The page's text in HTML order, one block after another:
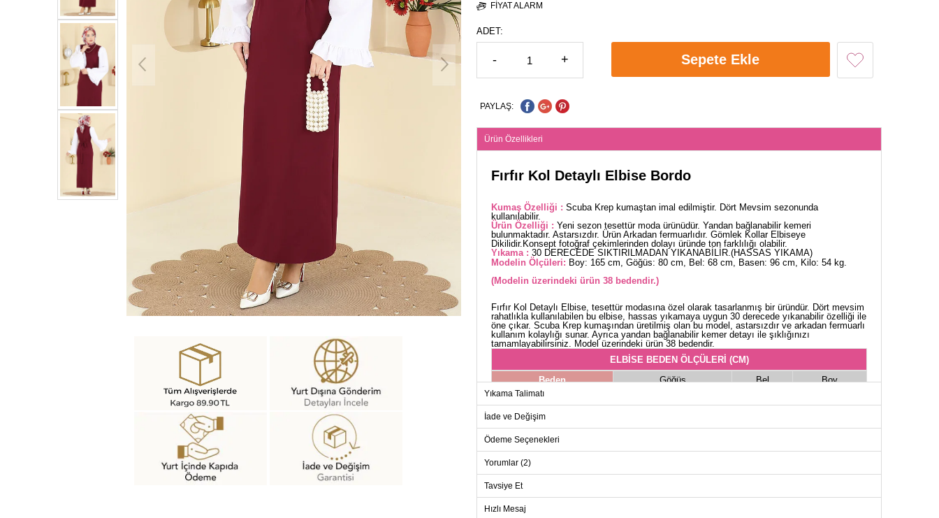
FIYAT ALARM
ADET:
- + Sepete Ekle
PAYLAŞ:
Ürün Özellikleri
Fırfır Kol Detaylı Elbise Bordo
Kumaş Özelliği : Scuba Krep kumaştan imal edilmiştir. Dört Mevsim sezonunda
kullanılabilir.
Ürün Özelliği : Yeni sezon tesettür moda ürünüdür. Yandan bağlanabilir kemeri
bulunmaktadır. Astarsızdır. Ürün Arkadan fermuarlıdır. Gömlek Kollar Elbiseye
Dikilidir.Konsept fotoğraf çekimlerinden dolayı üründe ton farklılığı olabilir.
Yıkama : 30 DERECEDE SIKTIRILMADAN YIKANABİLİR.(HASSAS YIKAMA)
Modelin Ölçüleri: Boy: 165 cm, Göğüs: 80 cm, Bel: 68 cm, Basen: 96 cm, Kilo: 54 kg.
(Modelin üzerindeki ürün 38 bedendir.)
Fırfır Kol Detaylı Elbise, tesettür modasına özel olarak tasarlanmış bir üründür. Dört mevsim
rahatlıkla kullanılabilen bu elbise, hassas yıkamaya uygun 30 derecede yıkanabilir özelliği ile
öne çıkar. Scuba Krep kumaşından üretilmiş olan bu model, astarsızdır ve arkadan fermuarlı
kullanım kolaylığı sunar. Ayrıca yandan bağlanabilir kemer detayı ile şıklığınızı
tamamlayabilirsiniz. Model üzerindeki ürün 38 bedendir.
ELBİSE BEDEN ÖLÇÜLERİ (CM)
Beden
Göğüs Bel
Boy
42
44
110 96
134
Yıkama Talimatı
İade ve Değişim
Ödeme Seçenekleri
Yorumlar (2)
Tavsiye Et
Hızlı Mesaj